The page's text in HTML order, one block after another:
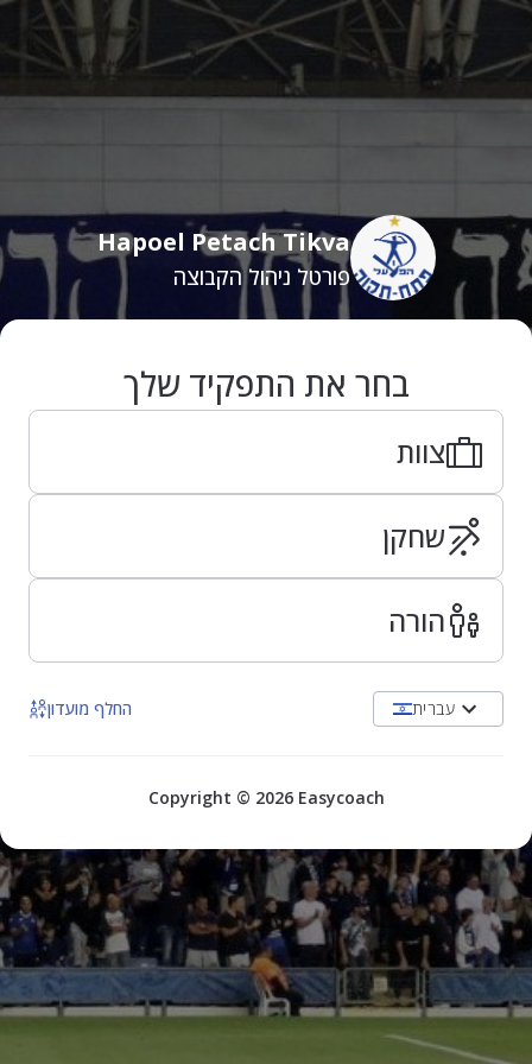
Hapoel Petach Tikva
פורטל ניהול הקבוצה
בחר את התפקיד שלך
צוות
שחקן
הורה
עברית החלף מועדון
Copyright © 2026 Easycoach